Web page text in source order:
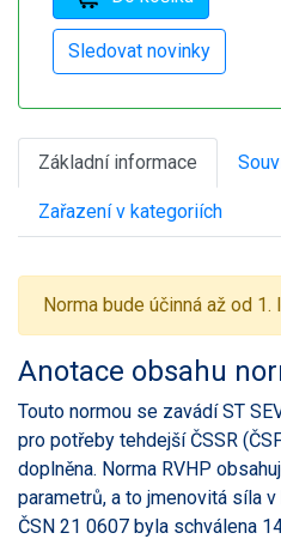
Základní informace
Zařazení v kategoriích
Norma bude účinná až od 1.
Anotace obsahu
Touto normou se zavádí ST
pro potřeby tehdejší ČSSR
doplněna. Norma RVHP
parametrů, a to jmenovitá síla
ČSN 21 0607 byla schválena